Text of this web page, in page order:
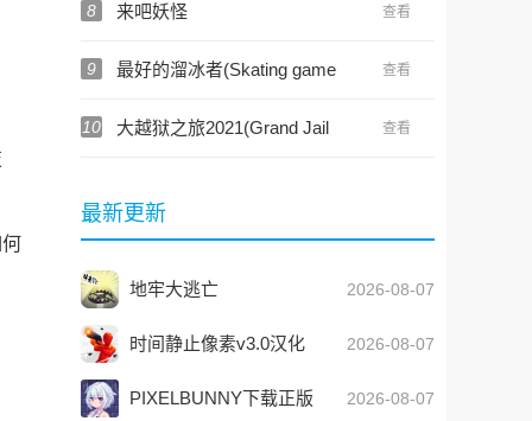
8 来吧妖怪 查看
9
最好的溜冰者(Skating game
查看
10
大越狱之旅2021(Grand Jail
查看
最新更新
地牢大逃亡 2026-08-07
时间静止像素v3.0汉化
2026-08-07
PIXELBUNNY下载正版 2026-08-07